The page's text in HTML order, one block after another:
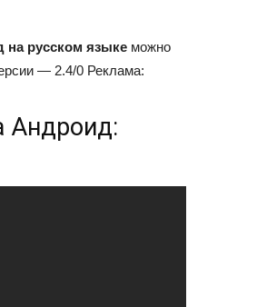
на русском языке можно
— 2.4/0 Реклама:
Андроид: